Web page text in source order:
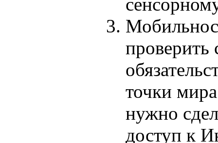
проверить
точки
нужно
доступ к